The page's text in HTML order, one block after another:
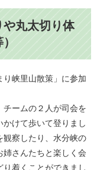
丸太切り体
峡里山散策」に参加
ームの２人が司会を
けて歩いて登りまし
観察したり、水分峡の
姉さんたちと楽しく会
着くことができまし